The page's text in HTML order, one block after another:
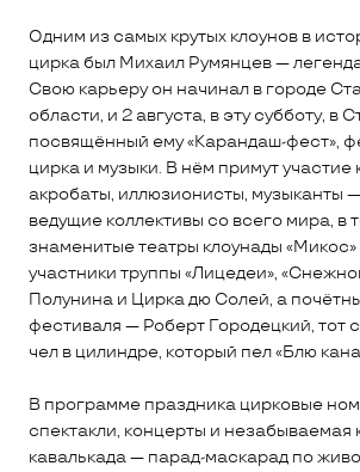
Одним из самых крутых клоунов в
цирка был Михаил Румянцев —
Свою карьеру он начинал в городе
области, и 2 августа, в эту субботу, в
посвящённый ему «Карандаш-фест»,
цирка и музыки. В нём примут участие
акробаты, иллюзионисты, музыканты
ведущие коллективы со всего мира, в
знаменитые театры клоунады «Микос»
участники труппы «Лицедеи»,
Полунина и Цирка дю Солей, а
фестиваля — Роберт Городецкий, тот
чел в цилиндре, который пел «Блю
В программе праздника цирковые
спектакли, концерты и незабываемая
кавалькада — парад-маскарад по